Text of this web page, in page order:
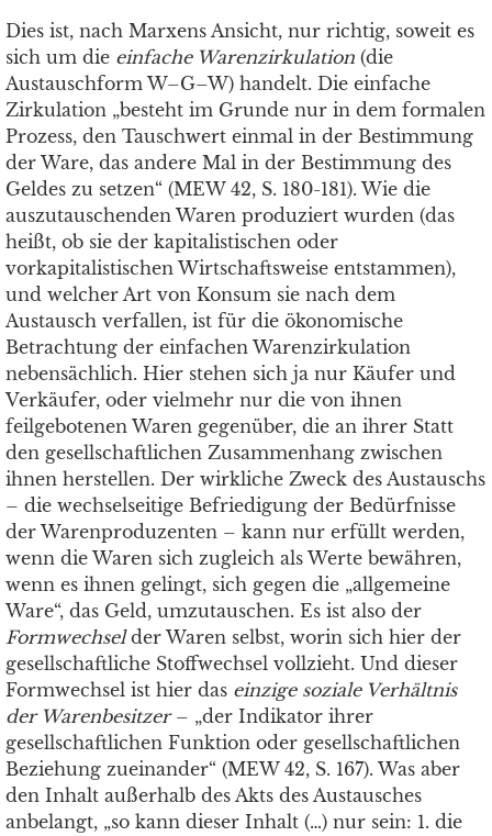
Dies ist, nach Marxens Ansicht, nur richtig, soweit es
sich um die einfache Warenzirkulation (die
Austauschform W–G–W) handelt. Die einfache
Zirkulation „besteht im Grunde nur in dem formalen
Prozess, den Tauschwert einmal in der Bestimmung
der Ware, das andere Mal in der Bestimmung des
Geldes zu setzen“ (MEW 42, S. 180-181). Wie die
auszutauschenden Waren produziert wurden (das
heißt, ob sie der kapitalistischen oder
vorkapitalistischen Wirtschaftsweise entstammen),
und welcher Art von Konsum sie nach dem
Austausch verfallen, ist für die ökonomische
Betrachtung der einfachen Warenzirkulation
nebensächlich. Hier stehen sich ja nur Käufer und
Verkäufer, oder vielmehr nur die von ihnen
feilgebotenen Waren gegenüber, die an ihrer Statt
den gesellschaftlichen Zusammenhang zwischen
ihnen herstellen. Der wirkliche Zweck des Austauschs
– die wechselseitige Befriedigung der Bedürfnisse
der Warenproduzenten – kann nur erfüllt werden,
wenn die Waren sich zugleich als Werte bewähren,
wenn es ihnen gelingt, sich gegen die „allgemeine
Ware“, das Geld, umzutauschen. Es ist also der
Formwechselder Waren selbst, worin sich hier der
gesellschaftliche Stoffwechsel vollzieht. Und dieser
Formwechsel ist hier das einzige soziale Verhältnis
der Warenbesitzer– „der Indikator ihrer
gesellschaftlichen Funktion oder gesellschaftlichen
Beziehung zueinander“ (MEW 42, S. 167). Was aber
den Inhalt außerhalb des Akts des Austausches
anbelangt, „so kann dieser Inhalt (…) nur sein: 1. die